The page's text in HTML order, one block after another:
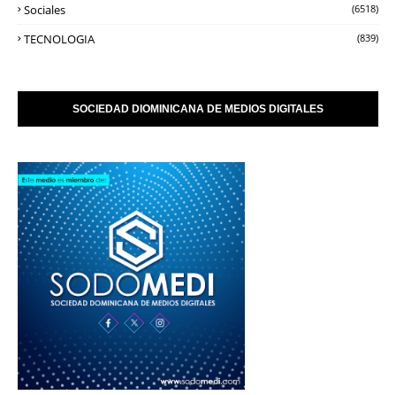
Sociales (6518)
TECNOLOGIA (839)
SOCIEDAD DIOMINICANA DE MEDIOS DIGITALES